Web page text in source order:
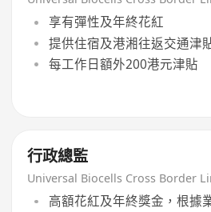
享有彈性及年終花紅
提供住宿及港湘往返交通津
每工作日額外200港元津貼
行政總監
Universal Biocells Cross Border
高額花紅及年終獎金，根據